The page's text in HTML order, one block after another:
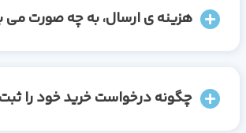
هزینه ی ارسال، به چه صورت می
چگونه درخواست خرید خود را ثبت